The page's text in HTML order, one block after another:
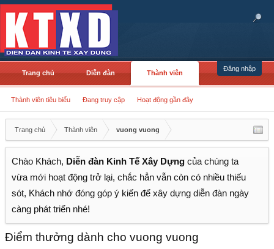
Đăng nhập
Trang chủ Diễn đàn Thành viên
Thành viên tiêu biểu Đang truy cập Hoạt động gần đây
Trang chủ Thành viên vuong vuong
Chào Khách, Diễn đàn Kinh Tế Xây Dựng của chúng ta
vừa mới hoạt động trở lại, chắc hẳn vẫn còn có nhiều thiếu
sót, Khách nhớ đóng góp ý kiến để xây dựng diễn đàn ngày
càng phát triển nhé!
Điểm thưởng dành cho vuong vuong